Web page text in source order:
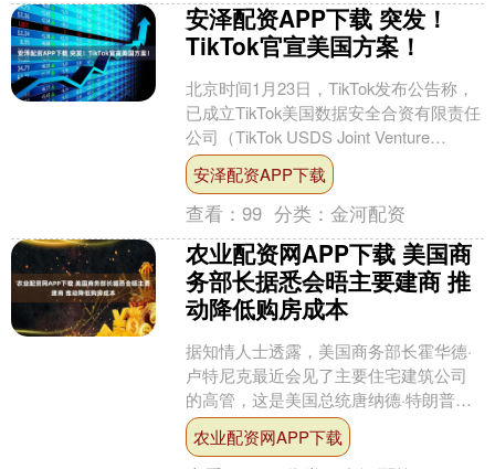
安泽配资APP下载 突发！
TikTok官宣美国方案！
北京时间1月23日，TikTok发布公告称，
已成立TikTok美国数据安全合资有限责任
公司（TikTok USDS Joint Venture
LLC）。该合资....
安泽配资APP下载
查看：99 分类：金河配资
农业配资网APP下载 美国商
务部长据悉会晤主要建商 推
动降低购房成本
据知情人士透露，美国商务部长霍华德·
卢特尼克最近会见了主要住宅建筑公司
的高管，这是美国总统唐纳德·特朗普为
在经济问题上巩固选民支持而采取的举
措之一。 因讨论未公....
农业配资网APP下载